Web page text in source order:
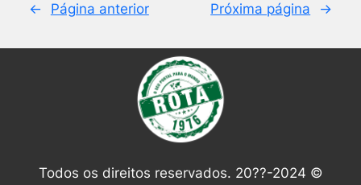
← Página anterior Próxima página →
Todos os direitos reservados. 20??-2024 ©